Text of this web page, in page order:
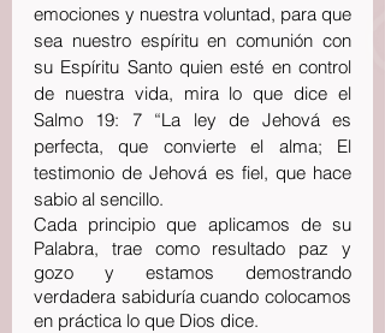
emociones y nuestra voluntad, para que
sea nuestro espíritu en comunión con
su Espíritu Santo quien esté en control
de nuestra vida, mira lo que dice el
Salmo 19: 7 “La ley de Jehová es
perfecta, que convierte el alma; El
testimonio de Jehová es fiel, que hace
sabio al sencillo.
Cada principio que aplicamos de su
Palabra, trae como resultado paz y
gozo y estamos demostrando
verdadera sabiduría cuando colocamos
en práctica lo que Dios dice.